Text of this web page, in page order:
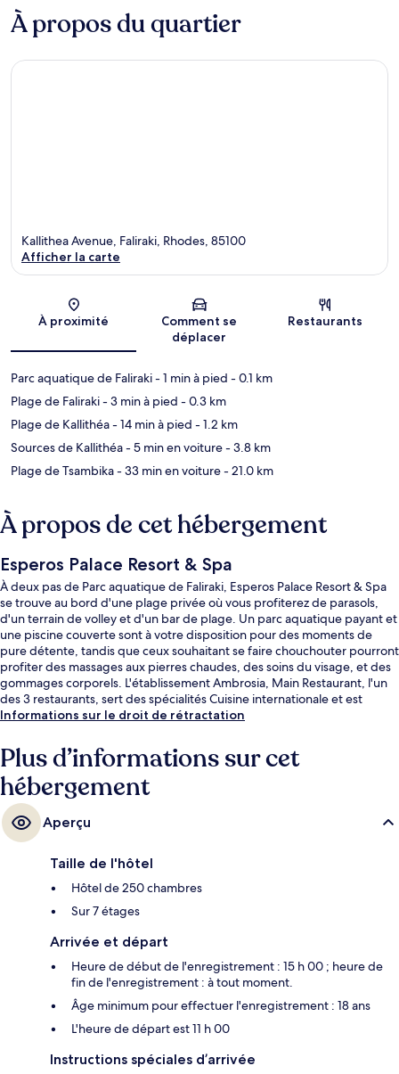
À propos du quartier
Carte
Kallithea Avenue, Faliraki, Rhodes, 85100
Afficher la carte
À proximité
Comment se
déplacer
Restaurants
Parc aquatique de Faliraki- 1 min à pied - 0.1 km
Plage de Faliraki- 3 min à pied - 0.3 km
Plage de Kallithéa- 14 min à pied - 1.2 km
Sources de Kallithéa- 5 min en voiture- 3.8 km
Plage de Tsambika- 33 min en voiture- 21.0 km
À propos de cet hébergement
Esperos Palace Resort & Spa
À deux pas de Parc aquatique de Faliraki, Esperos Palace Resort & Spa
se trouve au bord d'une plage privée où vous profiterez de parasols,
d'un terrain de volley et d'un bar de plage. Un parc aquatique payant et
une piscine couverte sont à votre disposition pour des moments de
pure détente, tandis que ceux souhaitant se faire chouchouter pourront
profiter des massages aux pierres chaudes, des soins du visage, et des
gommages corporels. L'établissement Ambrosia, Main Restaurant, l'un
des 3 restaurants, sert des spécialités Cuisine internationale et est
ouvert pour le petit déjeuner et le dîner. Parmi les autres petits
rivière artificielle (lazy river) et un centre de remise en forme. Les autres
voyageurs ne disent que du bien en ce qui concerne le personnel
attentionné.
Informations sur le droit de rétractation
Plus d’informations sur cet
hébergement
Aperçu
Taille de l'hôtel
Hôtel de 250 chambres
Sur 7 étages
Arrivée et départ
Heure de début de l'enregistrement : 15 h 00 ; heure de
fin de l'enregistrement : à tout moment.
Âge minimum pour effectuer l'enregistrement : 18 ans
L'heure de départ est 11 h 00
Instructions spéciales d’arrivée